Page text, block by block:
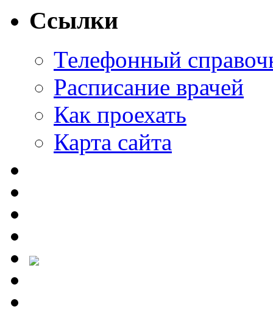
Ссылки
Телефонный
Расписание врачей
Как проехать
Карта сайта